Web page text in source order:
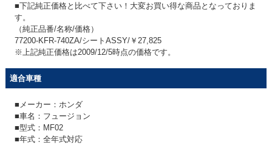
■下記純正価格と比べて下さい！大変お買い得な商品となっておりま
す。
（純正品番/名称/価格）
77200-KFR-740ZA/シートASSY/￥27,825
※上記純正価格は2009/12/5時点の価格です。
適合車種
■メーカー：ホンダ
■車名：フュージョン
■型式：MF02
■年式：全年式対応